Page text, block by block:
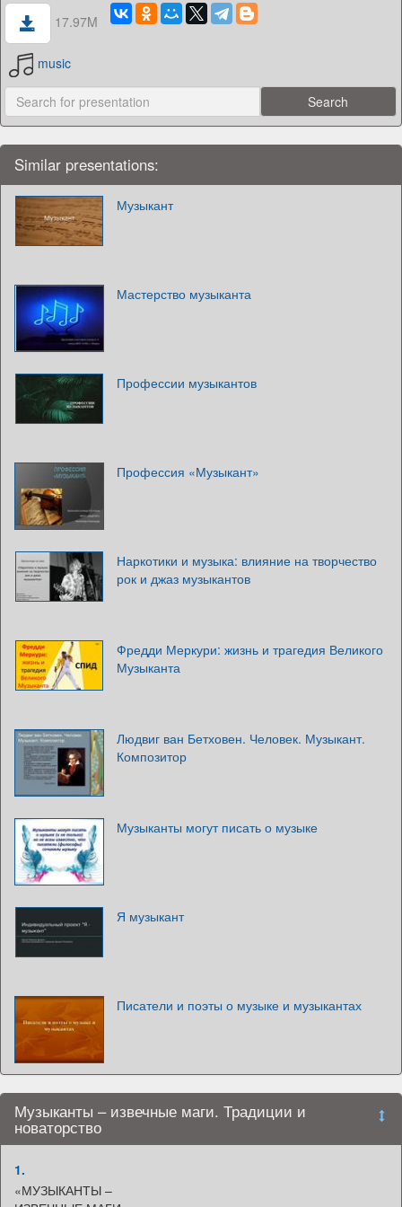
17.97M
music
Similar presentations:
Музыкант
Мастерство музыканта
Профессии музыкантов
Профессия «Музыкант»
Наркотики и музыка: влияние на творчество
рок и джаз музыкантов
Фредди Меркури: жизнь и трагедия Великого
Музыканта
Людвиг ван Бетховен. Человек. Музыкант.
Композитор
Музыканты могут писать о музыке
Я музыкант
Писатели и поэты о музыке и музыкантах
Музыканты – извечные маги. Традиции и
новаторство
1.
«МУЗЫКАНТЫ –